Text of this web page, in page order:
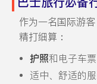
作为一名国际游客
精打细算：
护照和电子车
适中、舒适的